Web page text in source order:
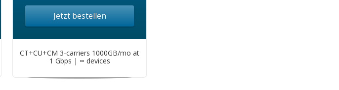
Jetzt bestellen
CT+CU+CM 3-carriers 1000GB/mo at
1 Gbps | ∞ devices